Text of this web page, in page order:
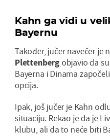
Kahn ga vidi u
Bayernu
Također, jučer navečer je
Plettenbergobjavio da
Bayerna i Dinama
opcija.
Ipak, još jučer je Kahn
situaciju. Rekao je da je
klubu, ali da to neće biti